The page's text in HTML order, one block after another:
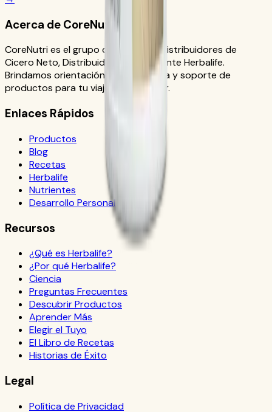
Acerca de CoreNutri
CoreNutri es el grupo de clientes y distribuidores de
Cicero Neto, Distribuidor Independiente Herbalife.
Brindamos orientación personalizada y soporte de
productos para tu viaje de bienestar.
Enlaces Rápidos
Productos
Blog
Recetas
Herbalife
Nutrientes
Desarrollo Personal
Recursos
¿Qué es Herbalife?
¿Por qué Herbalife?
Ciencia
Preguntas Frecuentes
Descubrir Productos
Aprender Más
Elegir el Tuyo
El Libro de Recetas
Historias de Éxito
Legal
Política de Privacidad